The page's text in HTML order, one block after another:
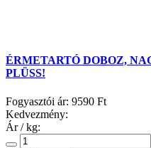
ÉRMETARTÓ DOBOZ,
PLÜSS!
Fogyasztói ár: 9590 Ft
Kedvezmény:
Ár / kg: